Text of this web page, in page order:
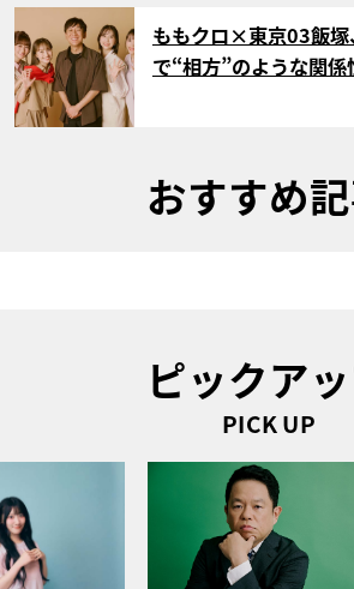
サムネイル
ももクロ×東京03飯塚
で“相方”のような関
おすすめ
ピックア
PICK UP